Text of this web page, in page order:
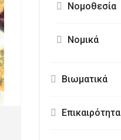
Νομοθεσία
Νομικά
Βιωματικά
Επικαιρότητα